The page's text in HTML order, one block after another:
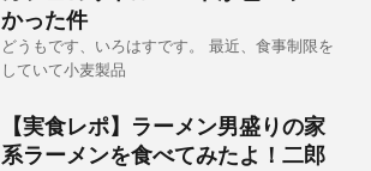
かった件
どうもです、いろはすです。 最近、食事制限を
していて小麦製品
【実食レポ】ラーメン男盛りの家
系ラーメンを食べてみたよ！二郎